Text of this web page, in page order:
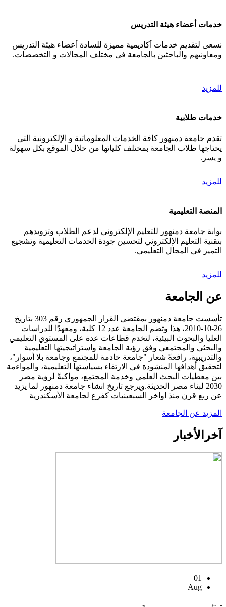
خدمات أعضاء هيئة التدريس
نسعى لتقديم خدمات أكاديمية مميزة للسادة أعضاء هيئة التدريس
ومعاونيهم والباحثين بالجامعة فى مختلف المجالات و التخصصات.
للمزيد
خدمات طلابية
تقدم جامعة دمنهور كافة الخدمات المعلوماتية و الإلكترونية التى
يحتاجها طلاب الجامعة بمختلف كلياتها من خلال الموقع بكل سهولة
و يسر.
للمزيد
المنصة التعليمية
بوابة جامعة دمنهور للتعليم الإلكتروني لدعم الطلاب وتزويدهم
بتقنية التعليم الإلكتروني لتحسين جودة الخدمات التعليمية وتشجيع
التميز في المجال التعليمي.
للمزيد
عن الجامعة
تأسست جامعة دمنهور بمقتضى القرار الجمهوري رقم 303 بتاريخ
26-10-2010، هذا وتضم الجامعة عدد 12 كلية، ومعهدًا للدراسات
العليا والبحوث البيئية، لتخدم قطاعات عدة على المستوي التعليمي
والبحثي والمجتمعي وفق رؤية الجامعة واستراتيجيتها التعليمية
والتدريبية، رافعةً شعار "جامعة خادمة للمجتمع وجامعة بلا أسوار"،
لتحقيق أهدافها المنشودة في الارتقاء بسياستها التعليمية، والمواءمة
بين معطيات البحث العلمي وخدمة المجتمع، مواكبةً لرؤية مصر
2030 لبناء مصر الحديثة.ويرجع تاريخ انشاء جامعة دمنهور لما يزيد
عن ربع قرن منذ اواخر السبعينيات كفرع لجامعة الأسكندرية
المزيد عن الجامعة
آخر الأخبار
01
Aug